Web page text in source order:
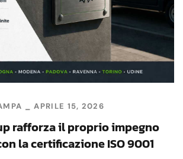
APRILE 15, 2026
rafforza il proprio impegno
la certificazione ISO 9001